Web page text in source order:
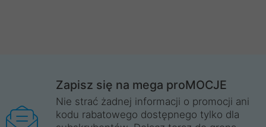
Zapisz się na mega proMOCJE
Nie strać żadnej informacji o promocji ani
kodu rabatowego dostępnego tylko dla